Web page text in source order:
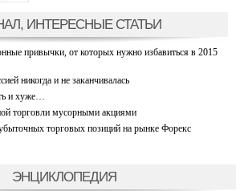
ИНТЕРЕСНЫЕ СТАТЬИ
привычки, от которых нужно избавиться в 2015
никогда и не заканчивалась
и хуже…
торговли мусорными акциями
торговых позиций на рынке Форекс
ЭНЦИКЛОПЕДИЯ